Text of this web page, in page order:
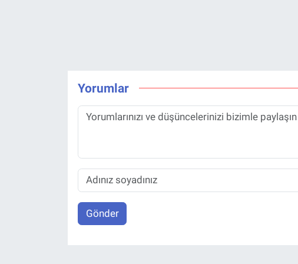
Yorumlar
Gönder